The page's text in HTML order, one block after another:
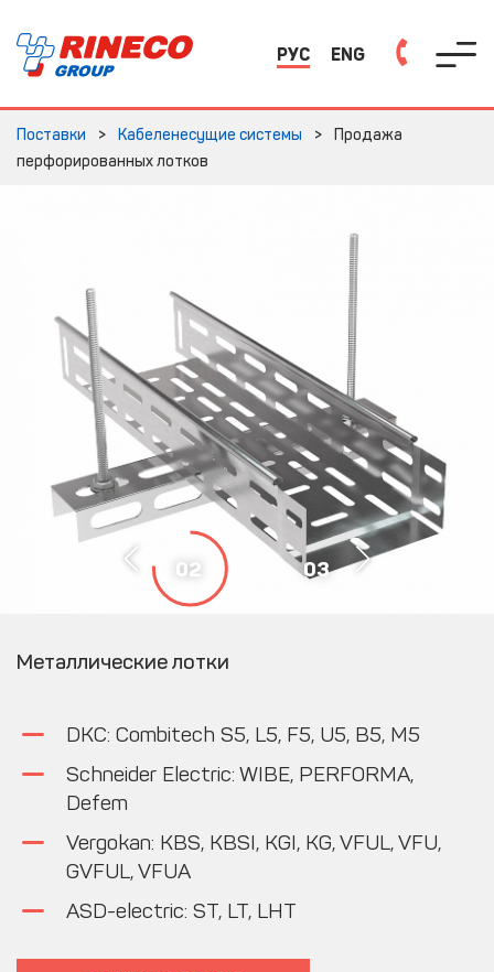
РУС ENG
Поставки Кабеленесущие системы
Продажа
перфорированных лотков
Металлические лотки
DKC: Combitech S5, L5, F5, U5, B5, M5
Schneider Electric: WIBE, PERFORMA,
Defem
Vergokan: KBS, KBSI, KGI, KG, VFUL, VFU,
GVFUL, VFUA
ASD-electric: ST, LT, LHT
02 03